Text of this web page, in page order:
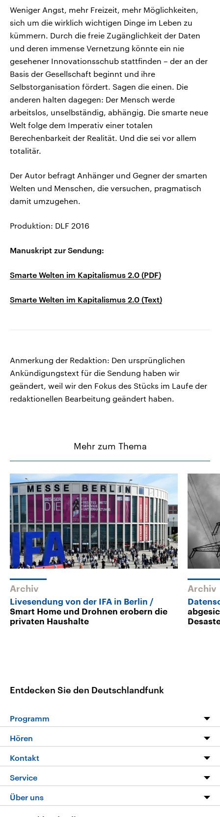
Weniger Angst, mehr Freizeit, mehr Möglichkeiten,
sich um die wirklich wichtigen Dinge im Leben zu
kümmern. Durch die freie Zugänglichkeit der Daten
und deren immense Vernetzung könnte ein nie
gesehener Innovationsschub stattfinden – der an der
Basis der Gesellschaft beginnt und ihre
Selbstorganisation fördert. Sagen die einen. Die
anderen halten dagegen: Der Mensch werde
arbeitslos, unselbständig, abhängig. Die smarte neue
Welt folge dem Imperativ einer totalen
Berechenbarkeit der Realität. Und die sei vor allem
totalitär.
Der Autor befragt Anhänger und Gegner der smarten
Welten und Menschen, die versuchen, pragmatisch
damit umzugehen.
Produktion: DLF 2016
Manuskript zur Sendung:
Smarte Welten im Kapitalismus 2.0 (PDF)
Smarte Welten im Kapitalismus 2.0 (Text)
Anmerkung der Redaktion: Den ursprünglichen
Ankündigungstext für die Sendung haben wir
geändert, weil wir den Fokus des Stücks im Laufe der
redaktionellen Bearbeitung geändert haben.
Mehr zum Thema
Archiv
Livesendung von der IFA in Berlin
Smart Home und Drohnen erobern die
privaten Haushalte
Archiv
Entdecken Sie den Deutschlandfunk
Programm
Programm
Die Nachrichten
Nachrichtenleicht
Neue Beiträge auf dlf.de
Hören
Livestream
Podcasts
Deutschlandfunk App
Kontakt
Hörerservice
Service
FAQ
Über uns